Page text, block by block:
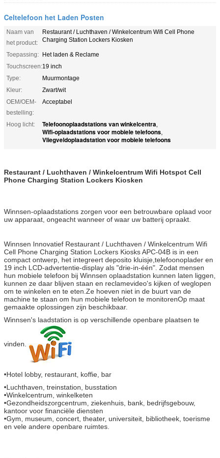
Celtelefoon het Laden Posten
Naam van
het product:
Restaurant / Luchthaven / Winkelcentrum Wifi Cell Phone
Charging Station Lockers Kiosken
Toepassing: Het laden & Reclame
Touchscreen:19 inch
Type:
Muurmontage
Kleur:
Zwart/wit
OEM/OEM-
bestelling:
Acceptabel
Hoog licht: Telefoonoplaadstations van winkelcentra,
Wifi-oplaadstations voor mobiele telefoons,
Vliegveldoplaadstation voor mobiele telefoons
Restaurant / Luchthaven / Winkelcentrum Wifi Hotspot Cell
Phone Charging Station Lockers Kiosken
Winnsen-oplaadstations zorgen voor een betrouwbare oplaad voor
uw apparaat, ongeacht wanneer of waar uw batterij opraakt.
Winnsen Innovatief Restaurant / Luchthaven / Winkelcentrum Wifi
Cell Phone Charging Station Lockers Kiosks APC-04B is in een
compact ontwerp, het integreert deposito kluisje,telefoonoplader en
19 inch LCD-advertentie-display als "drie-in-één". Zodat mensen
hun mobiele telefoon bij Winnsen oplaadstation kunnen laten liggen,
kunnen ze daar blijven staan en reclamevideo's kijken of weglopen
om te winkelen en te eten.Ze hoeven niet in de buurt van de
machine te staan om hun mobiele telefoon te monitorenOp maat
gemaakte oplossingen zijn beschikbaar.
Winnsen's laadstation is op verschillende openbare plaatsen te
vinden.
•Hotel lobby, restaurant, koffie, bar
•Luchthaven, treinstation, busstation
•Winkelcentrum, winkelketen
•Gezondheidszorgcentrum, ziekenhuis, bank, bedrijfsgebouw,
kantoor voor financiële diensten
•Gym, museum, concert, theater, universiteit, bibliotheek, toerisme
en vele andere openbare ruimtes.